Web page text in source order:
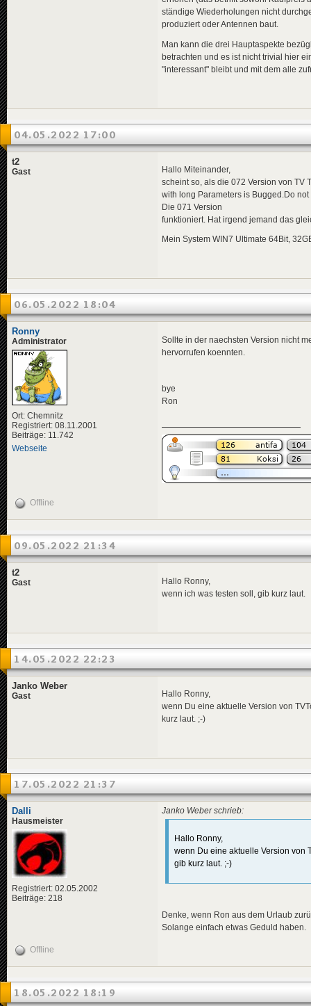
ständige Wiederholungen nicht
produziert oder Antennen baut.
Man kann die drei Hauptaspekte
betrachten und es ist nicht trivial hier
"interessant" bleibt und mit dem alle
04.05.2022 17:00
t2
Gast
Hallo Miteinander,
scheint so, als die 072 Version von TV
with long Parameters is Bugged.Do
Die 071 Version
funktioniert. Hat irgend jemand das
Mein System WIN7 Ultimate 64Bit,
06.05.2022 18:04
Ronny
Administrator
Ort: Chemnitz
Registriert: 08.11.2001
Beiträge: 11.742
Webseite
Sollte in der naechsten Version nicht
hervorrufen koennten.
bye
Ron
Offline
09.05.2022 21:34
t2
Gast
Hallo Ronny,
wenn ich was testen soll, gib kurz laut.
14.05.2022 22:23
Janko Weber
Gast
Hallo Ronny,
wenn Du eine aktuelle Version von
kurz laut. ;-)
17.05.2022 21:37
Dalli
Hausmeister
Registriert: 02.05.2002
Beiträge: 218
Janko Weber schrieb:
Hallo Ronny,
wenn Du eine aktuelle Version von
gib kurz laut. ;-)
Denke, wenn Ron aus dem Urlaub
Solange einfach etwas Geduld haben.
Offline
18.05.2022 18:19